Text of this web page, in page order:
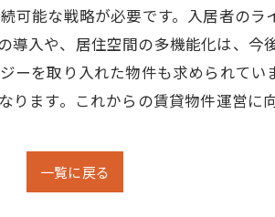
能な戦略が必要です。入居者の
入や、居住空間の多機能化は、今
ーを取り入れた物件も求められて
ます。これからの賃貸物件運営に
一覧に戻る